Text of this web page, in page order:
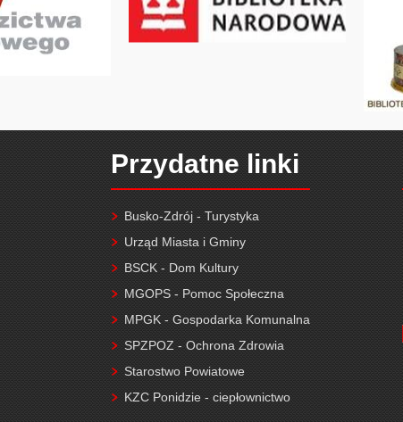
Przydatne linki
Busko-Zdrój - Turystyka
Urząd Miasta i Gminy
BSCK - Dom Kultury
MGOPS - Pomoc Społeczna
MPGK - Gospodarka Komunalna
SPZPOZ - Ochrona Zdrowia
Starostwo Powiatowe
KZC Ponidzie - ciepłownictwo